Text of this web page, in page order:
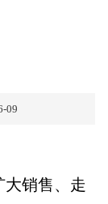
09
大销售、走